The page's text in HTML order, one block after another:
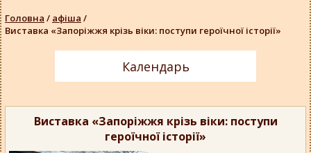
Виставка «Запоріжжя крізь віки: поступи
героїчної історії»
Головна / афіша /
Виставка «Запоріжжя крізь віки: поступи героїчної історії»
Календарь